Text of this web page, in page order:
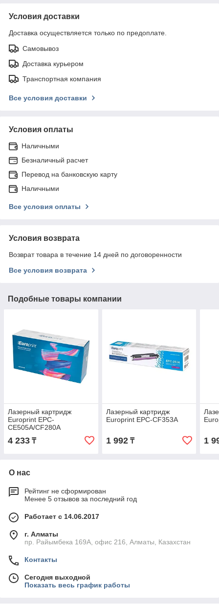
Условия доставки
Доставка осуществляется только по предоплате.
Самовывоз
Доставка курьером
Транспортная компания
Все условия доставки
Условия оплаты
Наличными
Безналичный расчет
Перевод на банковскую карту
Наличными
Все условия оплаты
Условия возврата
Возврат товара в течение 14 дней по договоренности
Все условия возврата
Подобные товары компании
Лазерный картридж
Europrint EPC-
CE505A/CF280A
4 233 ₸
Лазерный картридж
Europrint EPC-CF353A
1 992₸ 1
О нас
Рейтинг не сформирован
Менее 5 отзывов за последний год
Работает с 14.06.2017
г. Алматы
пр. Райымбека 169А, офис 216, Алматы, Казахстан
Контакты
Сегодня выходной
Показать весь график работы